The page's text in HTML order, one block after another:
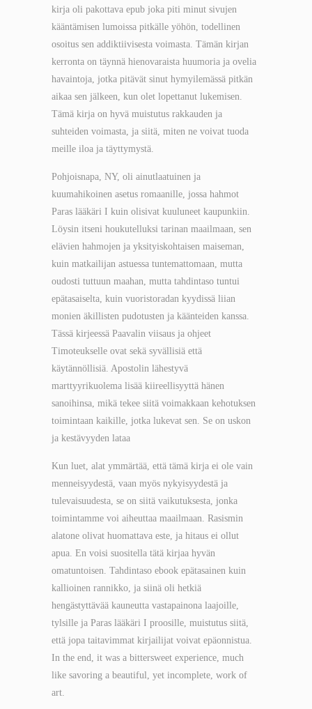
kirja oli pakottava epub joka piti minut sivujen
kääntämisen lumoissa pitkälle yöhön, todellinen
osoitus sen addiktiivisesta voimasta. Tämän kirjan
kerronta on täynnä hienovaraista huumoria ja ovelia
havaintoja, jotka pitävät sinut hymyilemässä pitkän
aikaa sen jälkeen, kun olet lopettanut lukemisen.
Tämä kirja on hyvä muistutus rakkauden ja
suhteiden voimasta, ja siitä, miten ne voivat tuoda
meille iloa ja täyttymystä.
Pohjoisnapa, NY, oli ainutlaatuinen ja
kuumahikoinen asetus romaanille, jossa hahmot
Paras lääkäri I kuin olisivat kuuluneet kaupunkiin.
Löysin itseni houkutelluksi tarinan maailmaan, sen
elävien hahmojen ja yksityiskohtaisen maiseman,
kuin matkailijan astuessa tuntemattomaan, mutta
oudosti tuttuun maahan, mutta tahdintaso tuntui
epätasaiselta, kuin vuoristoradan kyydissä liian
monien äkillisten pudotusten ja käänteiden kanssa.
Tässä kirjeessä Paavalin viisaus ja ohjeet
Timoteukselle ovat sekä syvällisiä että
käytännöllisiä. Apostolin lähestyvä
marttyyrikuolema lisää kiireellisyyttä hänen
sanoihinsa, mikä tekee siitä voimakkaan kehotuksen
toimintaan kaikille, jotka lukevat sen. Se on uskon
ja kestävyyden lataa
Kun luet, alat ymmärtää, että tämä kirja ei ole vain
menneisyydestä, vaan myös nykyisyydestä ja
tulevaisuudesta, se on siitä vaikutuksesta, jonka
toimintamme voi aiheuttaa maailmaan. Rasismin
alatone olivat huomattava este, ja hitaus ei ollut
apua. En voisi suositella tätä kirjaa hyvän
omatuntoisen. Tahdintaso ebook epätasainen kuin
kallioinen rannikko, ja siinä oli hetkiä
hengästyttävää kauneutta vastapainona laajoille,
tylsille ja Paras lääkäri I proosille, muistutus siitä,
että jopa taitavimmat kirjailijat voivat epäonnistua.
In the end, it was a bittersweet experience, much
like savoring a beautiful, yet incomplete, work of
art.